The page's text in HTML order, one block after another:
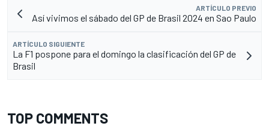
ARTÍCULO PREVIO
Así vivimos el sábado del GP de Brasil 2024 en Sao Paulo
ARTÍCULO SIGUIENTE
La F1 pospone para el domingo la clasificación del GP de
Brasil
TOP COMMENTS